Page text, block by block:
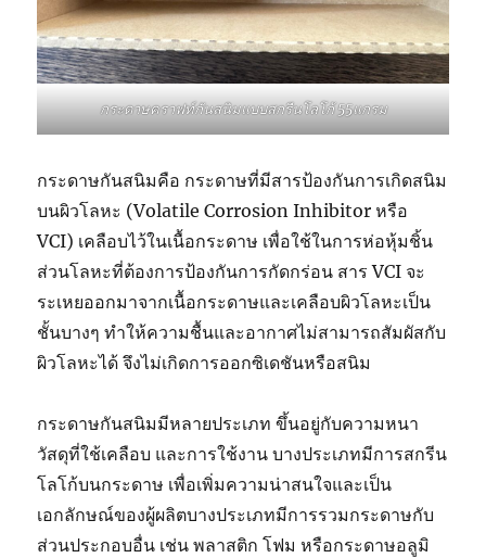
กระดาษคราฟท์กันสนิมแบบสกรีนโลโก้ 55แกรม
กระดาษกันสนิมคือ กระดาษที่มีสารป้องกันการเกิดสนิม
บนผิวโลหะ (Volatile Corrosion Inhibitor หรือ
VCI) เคลือบไว้ในเนื้อกระดาษ เพื่อใช้ในการห่อหุ้มชิ้น
ส่วนโลหะที่ต้องการป้องกันการกัดกร่อน สาร VCI จะ
ระเหยออกมาจากเนื้อกระดาษและเคลือบผิวโลหะเป็น
ชั้นบางๆ ทำให้ความชื้นและอากาศไม่สามารถสัมผัสกับ
ผิวโลหะได้ จึงไม่เกิดการออกซิเดชันหรือสนิม
กระดาษกันสนิมมีหลายประเภท ขึ้นอยู่กับความหนา
วัสดุที่ใช้เคลือบ และการใช้งาน บางประเภทมีการสกรีน
โลโก้บนกระดาษ เพื่อเพิ่มความน่าสนใจและเป็น
เอกลักษณ์ของผู้ผลิตบางประเภทมีการรวมกระดาษกับ
ส่วนประกอบอื่น เช่น พลาสติก โฟม หรือกระดาษอลูมิ